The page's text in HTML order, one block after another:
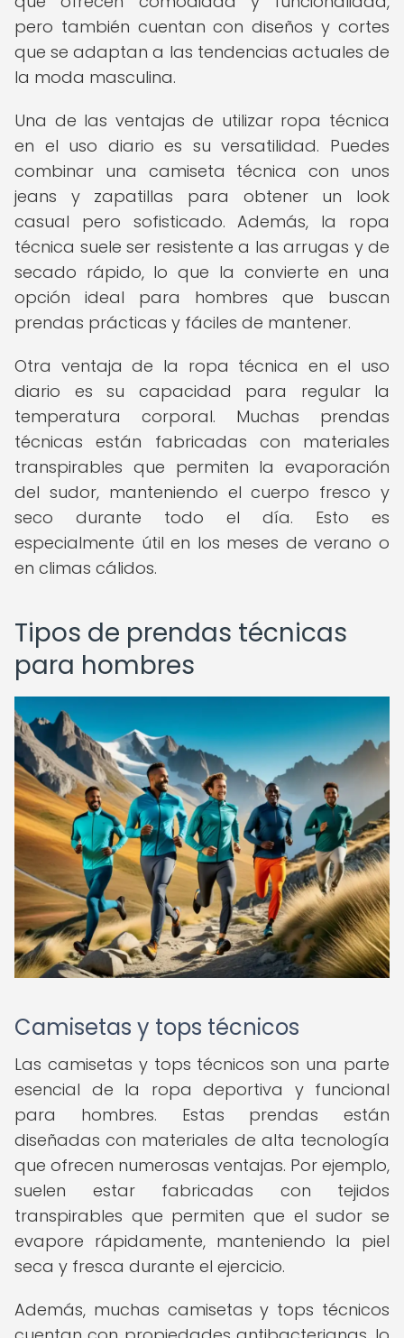
pero también cuentan con diseños y cortes
que se adaptan a las tendencias actuales de
la moda masculina.
Una de las ventajas de utilizar ropa técnica
en el uso diario es su versatilidad. Puedes
combinar una camiseta técnica con unos
jeans y zapatillas para obtener un look
casual pero sofisticado. Además, la ropa
técnica suele ser resistente a las arrugas y de
secado rápido, lo que la convierte en una
opción ideal para hombres que buscan
prendas prácticas y fáciles de mantener.
Otra ventaja de la ropa técnica en el uso
diario es su capacidad para regular la
temperatura corporal. Muchas prendas
técnicas están fabricadas con materiales
transpirables que permiten la evaporación
del sudor, manteniendo el cuerpo fresco y
seco durante todo el día. Esto es
especialmente útil en los meses de verano o
en climas cálidos.
Tipos de prendas técnicas
para hombres
Camisetas y tops técnicos
Las camisetas y tops técnicos son una parte
esencial de la ropa deportiva y funcional
para hombres. Estas prendas están
diseñadas con materiales de alta tecnología
que ofrecen numerosas ventajas. Por ejemplo,
suelen estar fabricadas con tejidos
transpirables que permiten que el sudor se
evapore rápidamente, manteniendo la piel
seca y fresca durante el ejercicio.
Además, muchas camisetas y tops técnicos